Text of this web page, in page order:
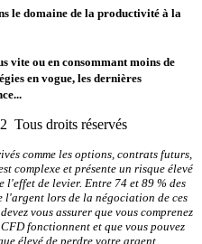
le domaine de la productivité à la
vite ou en consommant moins de
en vogue, les dernières
Tous droits réservés
comme les options, contrats futurs,
complexe et présente un risque élevé
de levier. Entre 74 et 89 % des
l'argent lors de la négociation de ces
vous assurer que vous comprenez
fonctionnent et que vous pouvez
élevé de perdre votre argent.